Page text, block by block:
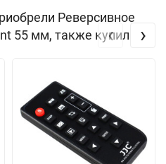
Реверсивное
55 мм, также купили
‹ ›